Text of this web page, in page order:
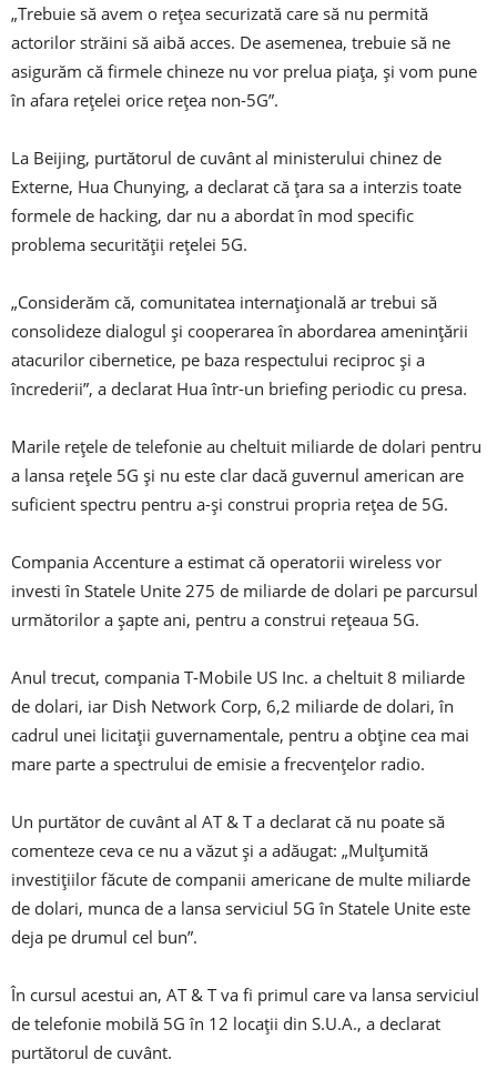
„Trebuie să avem o rețea securizată care să nu permită
actorilor străini să aibă acces. De asemenea, trebuie să ne
asigurăm că firmele chineze nu vor prelua piața, și vom pune
în afara rețelei orice rețea non-5G”.
La Beijing, purtătorul de cuvânt al ministerului chinez de
Externe, Hua Chunying, a declarat că țara sa a interzis toate
formele de hacking, dar nu a abordat în mod specific
problema securității rețelei 5G.
„Considerăm că, comunitatea internațională ar trebui să
consolideze dialogul și cooperarea în abordarea amenințării
atacurilor cibernetice, pe baza respectului reciproc și a
încrederii”, a declarat Hua într-un briefing periodic cu presa.
Marile rețele de telefonie au cheltuit miliarde de dolari pentru
a lansa rețele 5G și nu este clar dacă guvernul american are
suficient spectru pentru a-și construi propria rețea de 5G.
Compania Accenture a estimat că operatorii wireless vor
investi în Statele Unite 275 de miliarde de dolari pe parcursul
următorilor a șapte ani, pentru a construi rețeaua 5G.
Anul trecut, compania T-Mobile US Inc. a cheltuit 8 miliarde
de dolari, iar Dish Network Corp, 6,2 miliarde de dolari, în
cadrul unei licitații guvernamentale, pentru a obține cea mai
mare parte a spectrului de emisie a frecvențelor radio.
Un purtător de cuvânt al AT & T a declarat că nu poate să
comenteze ceva ce nu a văzut și a adăugat: „Mulțumită
investițiilor făcute de companii americane de multe miliarde
de dolari, munca de a lansa serviciul 5G în Statele Unite este
deja pe drumul cel bun”.
În cursul acestui an, AT & T va fi primul care va lansa serviciul
de telefonie mobilă 5G în 12 locații din S.U.A., a declarat
purtătorul de cuvânt.